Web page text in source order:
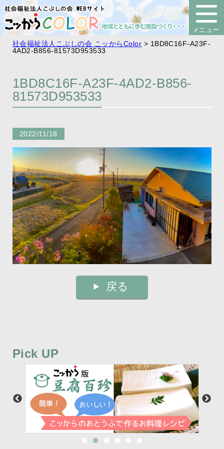
社会福祉法人こぶしの会 こッからColor > 1BD8C16F-A23F-
4AD2-B856-81573D953533
1BD8C16F-A23F-4AD2-B856-
81573D953533
2022/11/18
戻る
Pick UP